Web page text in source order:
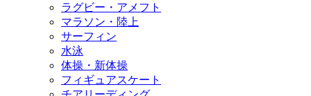
ラグビー・アメフト
マラソン・陸上
サーフィン
水泳
体操・新体操
フィギュアスケート